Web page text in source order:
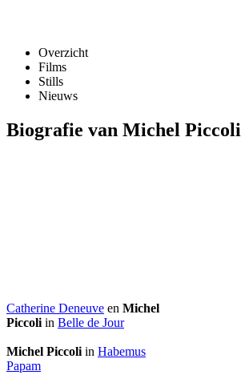
Overzicht
Films
Stills
Nieuws
Biografie van Michel Piccoli
Catherine Deneuve en Michel
Piccoli in Belle de Jour
Michel Piccoli in Habemus
Papam